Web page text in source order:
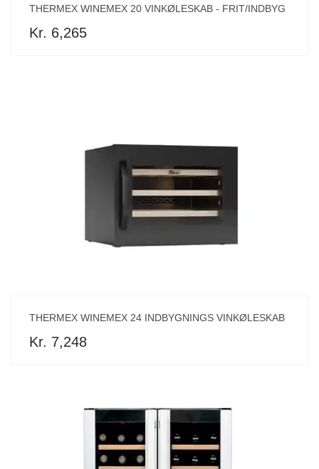
THERMEX WINEMEX 20 VINKØLESKAB - FRIT/INDBYG
Kr. 6,265
THERMEX WINEMEX 24 INDBYGNINGS VINKØLESKAB
Kr. 7,248